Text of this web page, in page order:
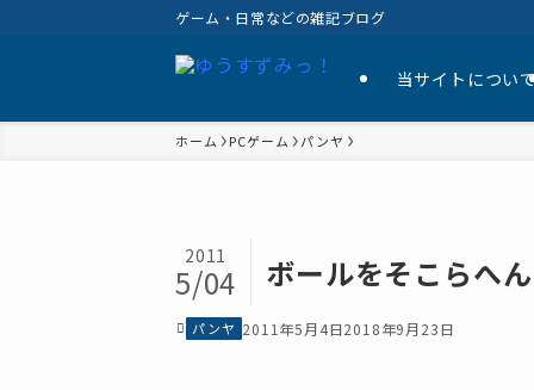
ゲーム・日常などの雑記ブログ
当サイトについ
ホーム PCゲーム パンヤ
ボールをそこらへ
2011
5/04
パンヤ 2011年5月4日2018年9月23日